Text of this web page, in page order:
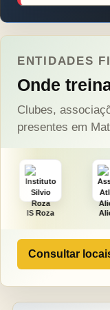
ENTIDADES
Onde
Clubes,
presentes em
Alicerce
Consultar